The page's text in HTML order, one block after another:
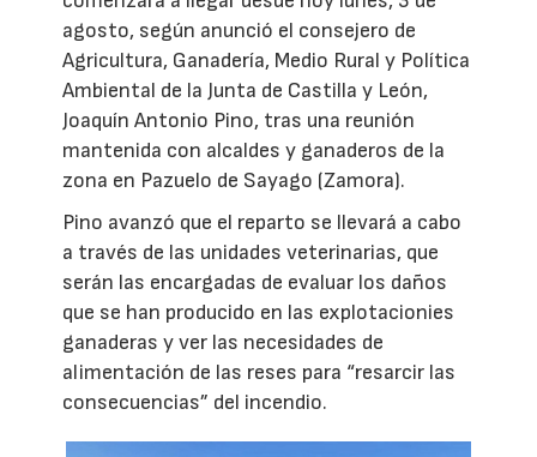
agosto, según anunció el consejero de
Agricultura, Ganadería, Medio Rural y Política
Ambiental de la Junta de Castilla y León,
Joaquín Antonio Pino, tras una reunión
mantenida con alcaldes y ganaderos de la
zona en Pazuelo de Sayago (Zamora).
Pino avanzó que el reparto se llevará a cabo
a través de las unidades veterinarias, que
serán las encargadas de evaluar los daños
que se han producido en las explotacionies
ganaderas y ver las necesidades de
alimentación de las reses para “resarcir las
consecuencias” del incendio.